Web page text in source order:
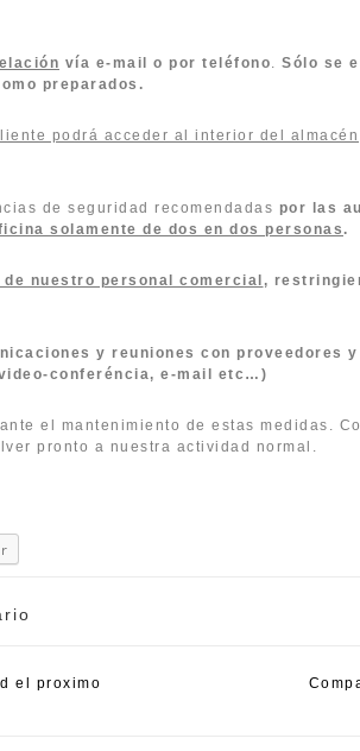
vía e-mail o por teléfono
Sólo se
preparados.
podrá acceder al interior del almacén
de seguridad recomendadas por las
solamente de dos en dos personas.
nuestro personal comercial ,
y reuniones con proveedores
conferéncia, e-mail etc…)
el mantenimiento de estas medidas.
pronto a nuestra actividad normal.
el proximo